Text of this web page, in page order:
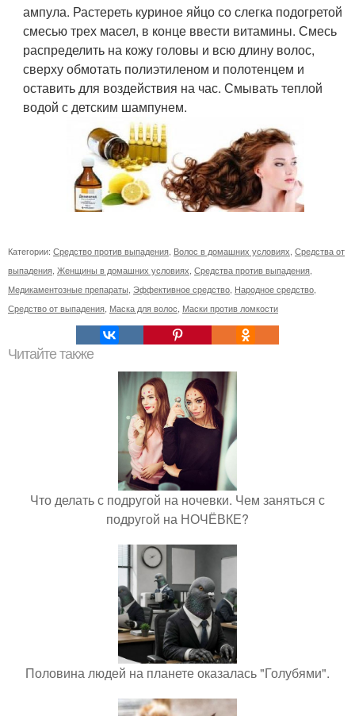
ампула. Растереть куриное яйцо со слегка подогретой
смесью трех масел, в конце ввести витамины. Смесь
распределить на кожу головы и всю длину волос,
сверху обмотать полиэтиленом и полотенцем и
оставить для воздействия на час. Смывать теплой
водой с детским шампунем.
Категории: Средство против выпадения Волос в домашних условиях Средства от
выпадения Женщины в домашних условиях Средства против выпадения
Медикаментозные препараты Эффективное средство Народное средство
Средство от выпадения Маска для волос Маски против ломкости
Читайте также
Что делать с подругой на ночевки. Чем заняться с
подругой на НОЧЁВКЕ?
Половина людей на планете оказалась "Голубями".